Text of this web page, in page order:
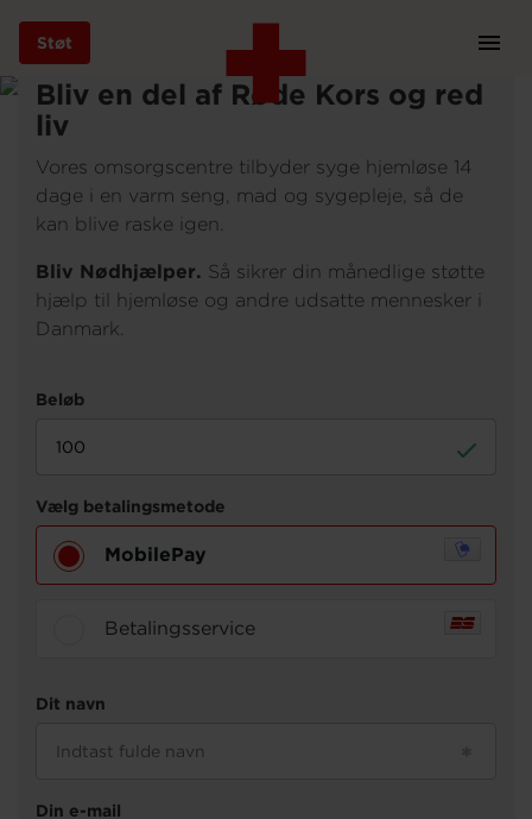
Gå
Støt
Vores indsatser
Genbrug
Bliv en del af Røde Kors og red
liv
Vores omsorgscentre tilbyder syge hjemløse 14
dage i en varm seng, mad og sygepleje, så de
kan blive raske igen.
Bliv Nødhjælper. Så sikrer din månedlige støtte
hjælp til hjemløse og andre udsatte mennesker i
Danmark.